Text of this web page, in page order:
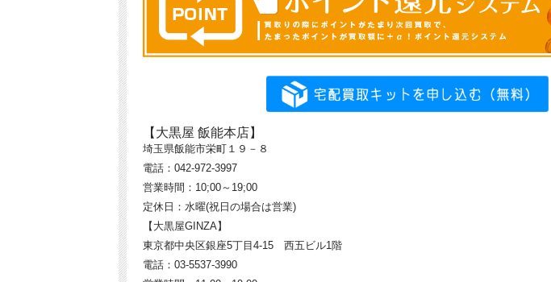
【大黒屋 飯能本店】
埼玉県飯能市栄町１９－８
電話：042-972-3997
営業時間：10;00～19;00
定休日：水曜(祝日の場合は営業)
【大黒屋GINZA】
東京都中央区銀座5丁目4-15 西五ビル1階
電話：03-5537-3990